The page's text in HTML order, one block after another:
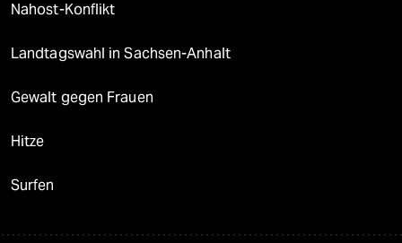
Nahost-Konflikt
Landtagswahl in Sachsen-Anhalt
Gewalt gegen Frauen
Hitze
Surfen